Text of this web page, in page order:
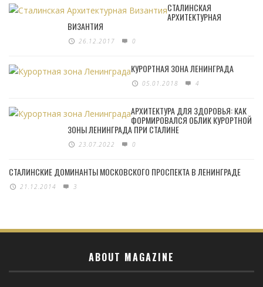
СТАЛИНСКАЯ
АРХИТЕКТУРНАЯ
ВИЗАНТИЯ
26.12.2017 0
КУРОРТНАЯ ЗОНА ЛЕНИНГРАДА
05.01.2018 4
АРХИТЕКТУРА ДЛЯ ЗДОРОВЬЯ: КАК
ФОРМИРОВАЛСЯ ОБЛИК КУРОРТНОЙ
ЗОНЫ ЛЕНИНГРАДА ПРИ СТАЛИНЕ
23.07.2022 0
СТАЛИНСКИЕ ДОМИНАНТЫ МОСКОВСКОГО ПРОСПЕКТА В ЛЕНИНГРАДЕ
21.12.2014 3
ABOUT MAGAZINE